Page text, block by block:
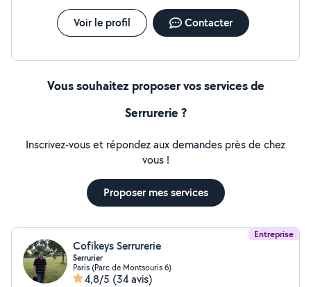
Voir le profil Contacter
Vous souhaitez proposer vos services de
Serrurerie ?
Inscrivez-vous et répondez aux demandes près de chez
vous !
Proposer mes services
Entreprise
Cofikeys Serrurerie
Serrurier
Paris (Parc de Montsouris 6)
4,8/5 (34 avis)